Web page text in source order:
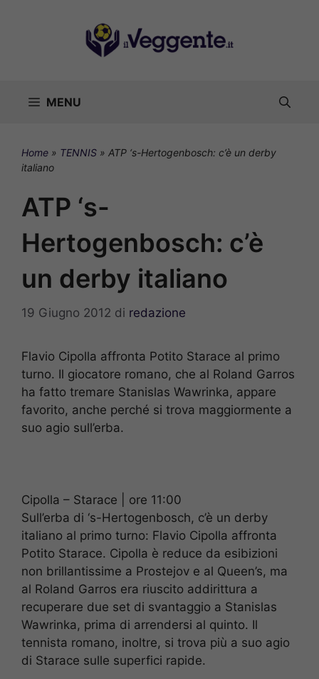
MENU
Home » TENNIS » ATP ‘s-Hertogenbosch: c’è un derby
italiano
ATP ‘s-
Hertogenbosch: c’è
un derby italiano
19 Giugno 2012 di redazione
Flavio Cipolla affronta Potito Starace al primo
turno. Il giocatore romano, che al Roland Garros
ha fatto tremare Stanislas Wawrinka, appare
favorito, anche perché si trova maggiormente a
suo agio sull’erba.
Cipolla – Starace | ore 11:00
Sull’erba di ‘s-Hertogenbosch, c’è un derby
italiano al primo turno: Flavio Cipolla affronta
Potito Starace. Cipolla è reduce da esibizioni
non brillantissime a Prostejov e al Queen’s, ma
al Roland Garros era riuscito addirittura a
recuperare due set di svantaggio a Stanislas
Wawrinka, prima di arrendersi al quinto. Il
tennista romano, inoltre, si trova più a suo agio
di Starace sulle superfici rapide.